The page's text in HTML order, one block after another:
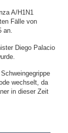
A/H1N1
Fälle von
an.
Diego Palacio
wechselt, da
in dieser Zeit